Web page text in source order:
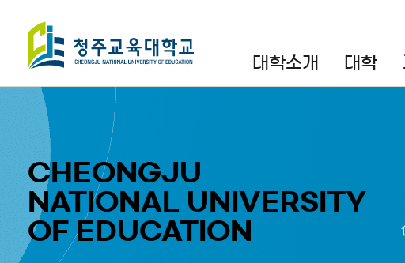
대학소개 대학
검색영역 열기
전체메뉴 열기
CHEONGJU
NATIONAL UNIVERSITY
OF EDUCATION